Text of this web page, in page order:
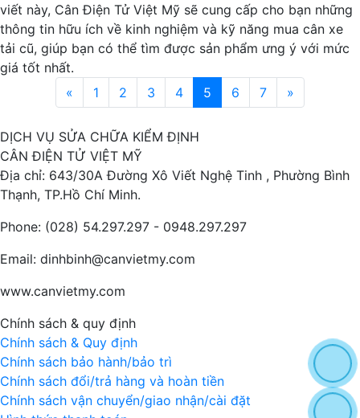
viết này, Cân Điện Tử Việt Mỹ sẽ cung cấp cho bạn những
thông tin hữu ích về kinh nghiệm và kỹ năng mua cân xe
tải cũ, giúp bạn có thể tìm được sản phẩm ưng ý với mức
giá tốt nhất.
«
1 2 3 4 5 6 7 »
DỊCH VỤ SỬA CHỮA KIỂM ĐỊNH
CÂN ĐIỆN TỬ VIỆT MỸ
Địa chỉ: 643/30A Đường Xô Viết Nghệ Tinh , Phường Bình
Thạnh, TP.Hồ Chí Minh.
Phone: (028) 54.297.297 - 0948.297.297
Email: dinhbinh@canvietmy.com
www.canvietmy.com
Chính sách & quy định
Chính sách & Quy định
Chính sách bảo hành/bảo trì
Chính sách đổi/trả hàng và hoàn tiền
Chính sách vận chuyển/giao nhận/cài đặt